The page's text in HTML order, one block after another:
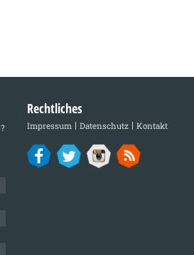
Rechtliches
Impressum Datenschutz Kontakt